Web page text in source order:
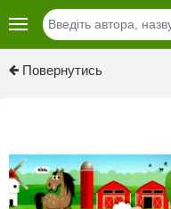
Повернутись